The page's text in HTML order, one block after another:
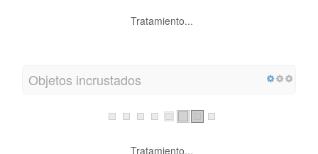
Tratamiento...
Objetos incrustados
Tratamiento...